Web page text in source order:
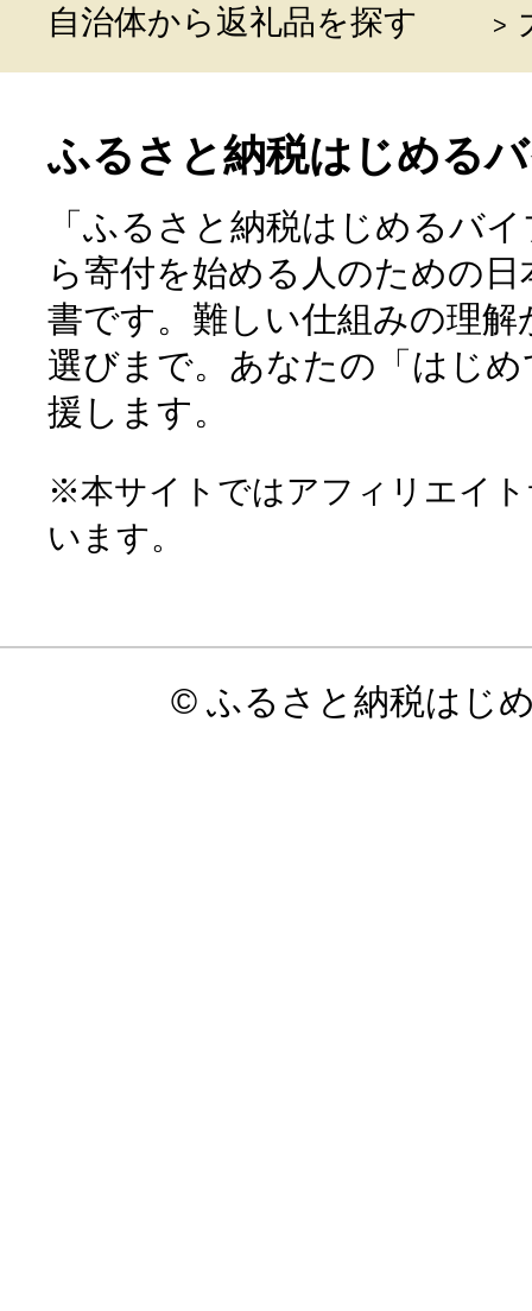
自治体から返礼品を探す
ふるさと納税はじめる
「ふるさと納税はじめるバ
ら寄付を始める人のための
書です。難しい仕組みの理
選びまで。あなたの「はじ
援します。
※本サイトではアフィリエイ
います。
© ふるさと納税はじ